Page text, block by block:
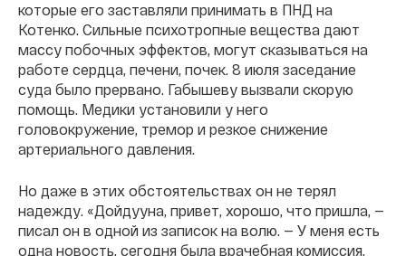
которые его заставляли принимать в ПНД на
Котенко. Сильные психотропные вещества дают
массу побочных эффектов, могут сказываться на
работе сердца, печени, почек. 8 июля заседание
суда было прервано. Габышеву вызвали скорую
помощь. Медики установили у него
головокружение, тремор и резкое снижение
артериального давления.
Но даже в этих обстоятельствах он не терял
надежду. «Дойдууна, привет, хорошо, что пришла, —
писал он в одной из записок на волю. — У меня есть
одна новость, сегодня была врачебная комиссия,